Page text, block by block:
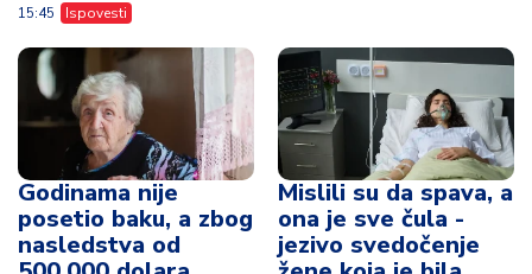
15:45 Ispovesti
Godinama nije
posetio baku, a zbog
nasledstva od
Mislili su da spava, a
ona je sve čula -
jezivo svedočenje